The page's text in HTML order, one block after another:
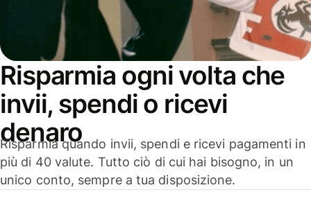
Risparmia ogni volta che
invii, spendi o ricevi
denaro
Risparmia quando invii, spendi e ricevi pagamenti in
più di 40 valute. Tutto ciò di cui hai bisogno, in un
unico conto, sempre a tua disposizione.